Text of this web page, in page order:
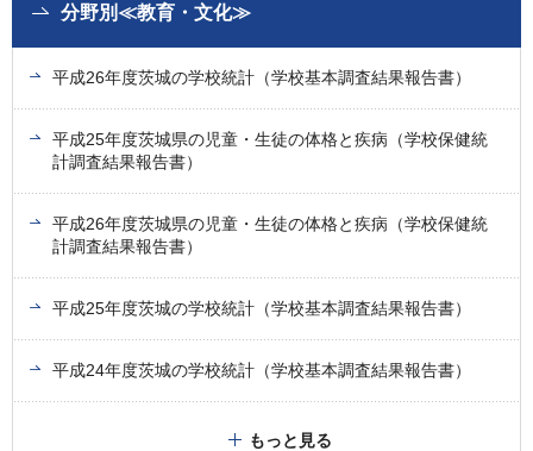
分野別≪教育・文化≫
平成26年度茨城の学校統計（学校基本調査結果報告書）
平成25年度茨城県の児童・生徒の体格と疾病（学校保健統
計調査結果報告書）
平成26年度茨城県の児童・生徒の体格と疾病（学校保健統
計調査結果報告書）
平成25年度茨城の学校統計（学校基本調査結果報告書）
平成24年度茨城の学校統計（学校基本調査結果報告書）
もっと見る